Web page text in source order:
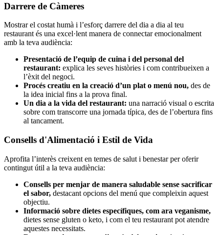
Darrere de Càmeres
Mostrar el costat humà i l’esforç darrere del dia a dia al teu
restaurant és una excel·lent manera de connectar emocionalment
amb la teva audiència:
Presentació de l’equip de cuina i del personal del
restaurant: explica les seves històries i com contribueixen a
l’èxit del negoci.
Procés creatiu en la creació d’un plat o menú nou, des de
la idea inicial fins a la prova final.
Un dia a la vida del restaurant: una narració visual o escrita
sobre com transcorre una jornada típica, des de l’obertura fins
al tancament.
Consells d'Alimentació i Estil de Vida
Aprofita l’interès creixent en temes de salut i benestar per oferir
contingut útil a la teva audiència:
Consells per menjar de manera saludable sense sacrificar
el sabor, destacant opcions del menú que compleixin aquest
objectiu.
Informació sobre dietes específiques, com ara veganisme,
dietes sense gluten o keto, i com el teu restaurant pot atendre
aquestes necessitats.